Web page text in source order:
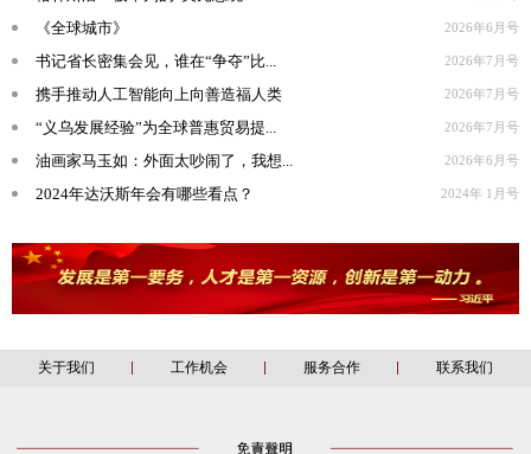
《全球城市》 2026年6月号
书记省长密集会见，谁在“争夺”比... 2026年7月号
携手推动人工智能向上向善造福人类 2026年7月号
“义乌发展经验”为全球普惠贸易提... 2026年7月号
油画家马玉如：外面太吵闹了，我想... 2026年6月号
2024年达沃斯年会有哪些看点？ 2024年 1月号
关于我们 工作机会 服务合作 联系我们